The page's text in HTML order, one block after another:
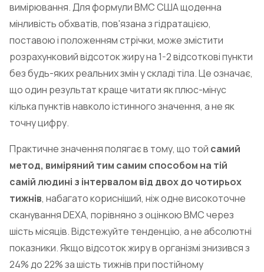
вимірювання. Для формули ВМС США щоденна
мінливість обхватів, пов'язана з гідратацією,
поставою і положенням стрічки, може змістити
розрахунковий відсоток жиру на 1-2 відсоткові пункти
без будь-яких реальних змін у складі тіла. Це означає,
що один результат краще читати як плюс-мінус
кілька пунктів навколо істинного значення, а не як
точну цифру.
Практичне значення полягає в тому, що той самий
метод, виміряний тим самим способом на тій
самій людині з інтервалом від двох до чотирьох
тижнів, набагато корисніший, ніж одне високоточне
сканування DEXA, порівняно з оцінкою ВМС через
шість місяців. Відстежуйте тенденцію, а не абсолютні
показники. Якщо відсоток жиру в організмі знизився з
24% до 22% за шість тижнів при постійному